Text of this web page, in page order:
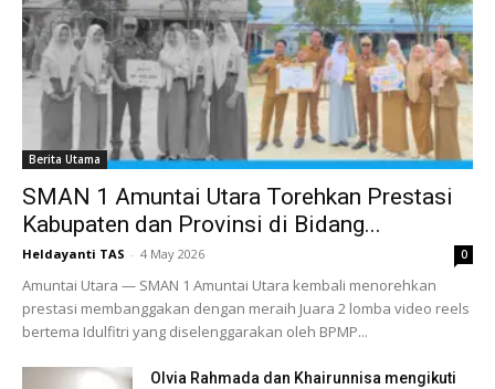
Berita Utama
SMAN 1 Amuntai Utara Torehkan Prestasi
Kabupaten dan Provinsi di Bidang...
Heldayanti TAS - 4 May 2026 0
Amuntai Utara — SMAN 1 Amuntai Utara kembali menorehkan
prestasi membanggakan dengan meraih Juara 2 lomba video reels
bertema Idulfitri yang diselenggarakan oleh BPMP...
Olvia Rahmada dan Khairunnisa mengikuti